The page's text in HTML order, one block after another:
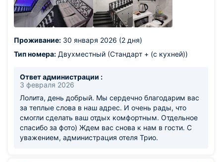
Из недостатков: недостатков не замечено.
Проживание: 30 января 2026 (2 дня)
Тип номера: Двухместный (Стандарт + (с кухней))
Ответ администрации :
3 февраля 2026
Лолита, день добрый. Мы сердечно благодарим вас
за теплые слова в наш адрес. И очень рады, что
смогли сделать ваш отдых комфортным. Отдельное
спасибо за фото) Ждем вас снова к нам в гости. С
уважением, администрация отеля Трио.